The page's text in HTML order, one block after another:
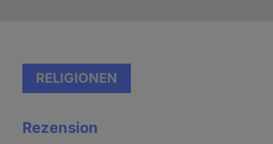
RELIGIONEN
Rezension